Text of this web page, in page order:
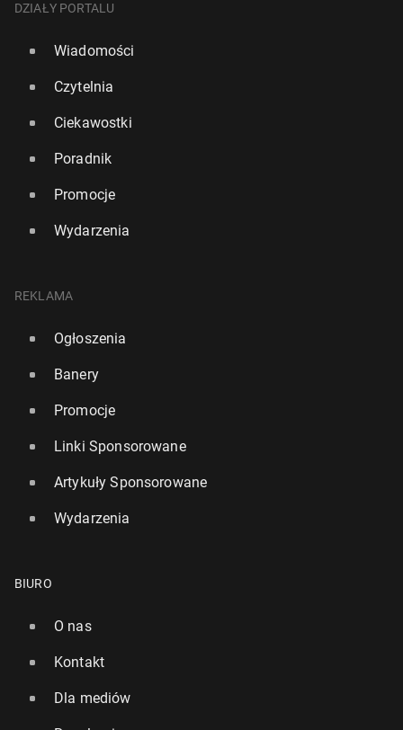
DZIAŁY PORTALU
Wiadomości
Czytelnia
Ciekawostki
Poradnik
Promocje
Wydarzenia
REKLAMA
Ogłoszenia
Banery
Promocje
Linki Sponsorowane
Artykuły Sponsorowane
Wydarzenia
BIURO
O nas
Kontakt
Dla mediów